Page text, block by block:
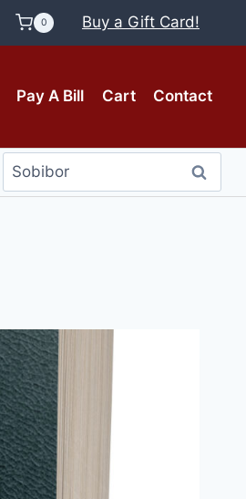
0 Buy a Gift Card!
Pay A Bill Cart Contact
Search
for:
Search